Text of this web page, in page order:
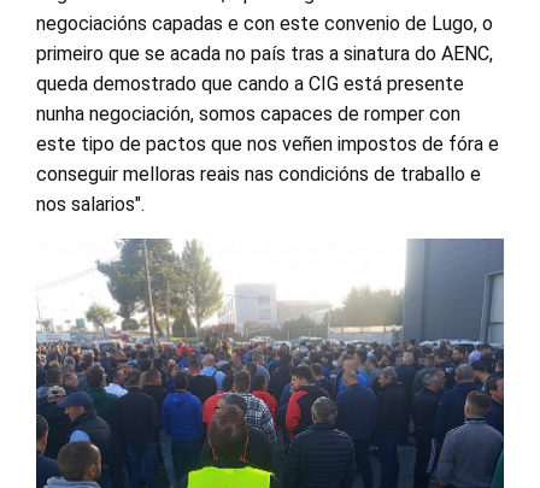
negociacións capadas e con este convenio de Lugo, o
primeiro que se acada no país tras a sinatura do AENC,
queda demostrado que cando a CIG está presente
nunha negociación, somos capaces de romper con
este tipo de pactos que nos veñen impostos de fóra e
conseguir melloras reais nas condicións de traballo e
nos salarios".